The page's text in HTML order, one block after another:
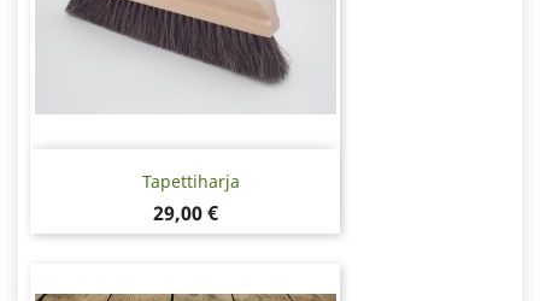
Tapettiharja
Hinta
29,00 €